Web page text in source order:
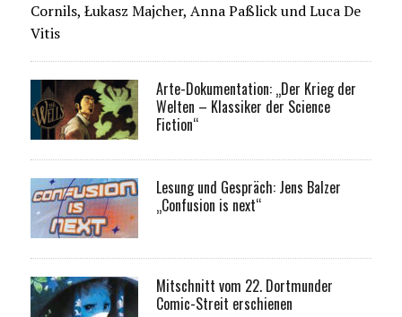
Cornils, Łukasz Majcher, Anna Paßlick und Luca De
Vitis
Arte-Dokumentation: „Der Krieg der
Welten – Klassiker der Science
Fiction“
Lesung und Gespräch: Jens Balzer
„Confusion is next“
Mitschnitt vom 22. Dortmunder
Comic-Streit erschienen